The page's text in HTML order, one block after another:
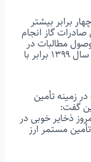
در سال ۱۴۰۰ بیش از چهار برابر بیشتر
به سال ۱۳۹۹ در بخش صادرات گاز انجام
۴ میلیارد دلار وصول مطالبات در
بخش گاز انجام شده، در حالی که این رقم در سال ۱۳۹۹ برابر با
زمینه تأمین
گفت:
ذخایر خوبی در
مستمر ارز